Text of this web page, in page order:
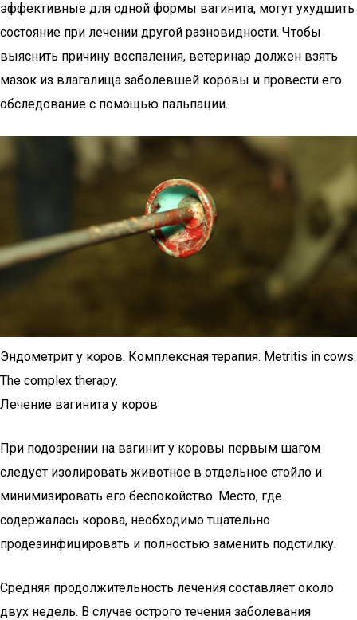
эффективные для одной формы вагинита, могут ухудшить
состояние при лечении другой разновидности. Чтобы
выяснить причину воспаления, ветеринар должен взять
мазок из влагалища заболевшей коровы и провести его
обследование с помощью пальпации.
Эндометрит у коров. Комплексная терапия. Metritis in cows.
The complex therapy.
Лечение вагинита у коров
При подозрении на вагинит у коровы первым шагом
следует изолировать животное в отдельное стойло и
минимизировать его беспокойство. Место, где
содержалась корова, необходимо тщательно
продезинфицировать и полностью заменить подстилку.
Средняя продолжительность лечения составляет около
двух недель. В случае острого течения заболевания